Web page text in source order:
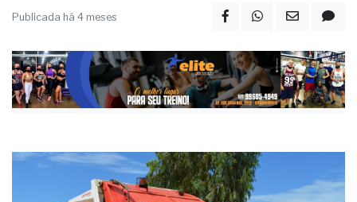
Coleta em 23 pontos passa a ser mecanizada e com
Publicada há 4 meses